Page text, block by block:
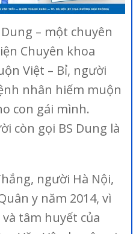
– một chuyên
Chuyên khoa
Việt – Bỉ, người
nhân hiếm muộn
con gái mình.
còn gọi BS Dung là
người Hà Nội,
y năm 2014, vì
tâm huyết của